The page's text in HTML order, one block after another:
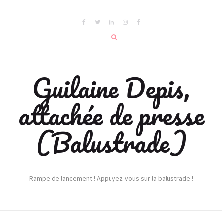
Guilaine Depis,
attachée de presse
(Balustrade)
Rampe de lancement ! Appuyez-vous sur la balustrade !